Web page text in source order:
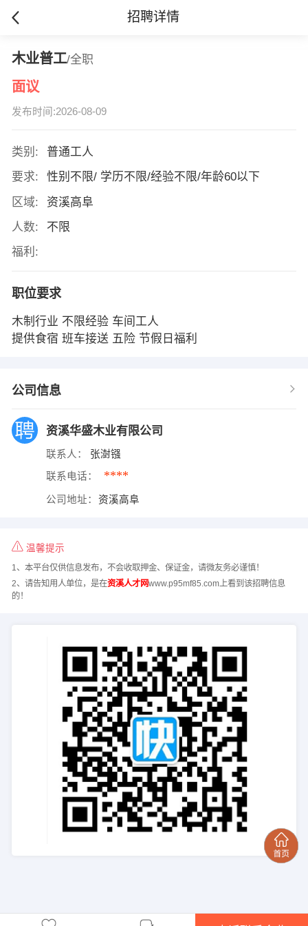
招聘详情
木业普工/全职
面议
发布时间:2026-08-09
类别:
普通工人
要求:
性别不限/ 学历不限/经验不限/年龄60以下
区域:
资溪高阜
人数:
不限
福利:
职位要求
木制行业 不限经验 车间工人
提供食宿 班车接送 五险 节假日福利
公司信息
资溪华盛木业有限公司
联系人： 张澍镪
联系电话： ****
公司地址： 资溪高阜
温馨提示
1、本平台仅供信息发布，不会收取押金、保证金，请微友务必谨慎！
2、请告知用人单位，是在资溪人才网www.p95mf85.com上看到该招聘信息
的！